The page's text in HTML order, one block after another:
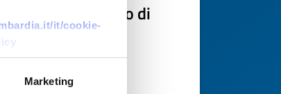
it/cookie-
Marketing
avanzato di
idriche
TOGB20250822013